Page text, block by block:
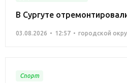
В Сургуте
03.08.2026 12:57 городской
Спорт